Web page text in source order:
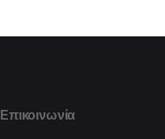
Επικοινωνία